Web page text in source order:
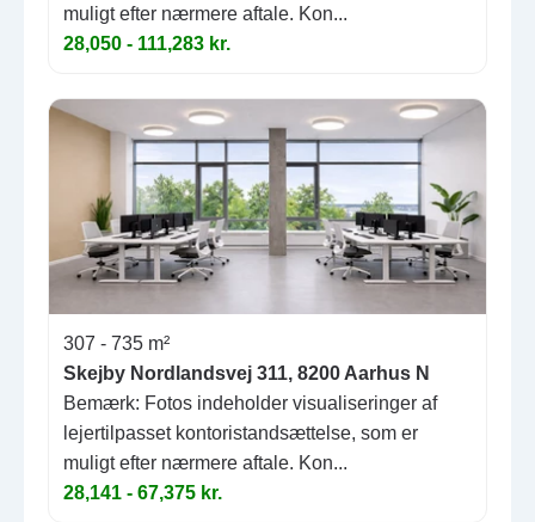
muligt efter nærmere aftale. Kon...
28,050 - 111,283 kr.
307 - 735 m²
Skejby Nordlandsvej 311, 8200 Aarhus N
Bemærk: Fotos indeholder visualiseringer af
lejertilpasset kontoristandsættelse, som er
muligt efter nærmere aftale. Kon...
28,141 - 67,375 kr.